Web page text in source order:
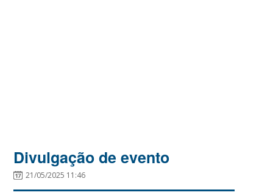
Divulgação de evento
21/05/2025 11:46